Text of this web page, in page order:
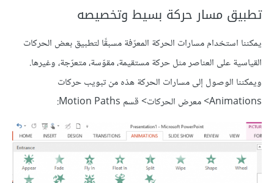
تطبيق مسار حركة بسيط وتخصيصه
يمكننا استخدام مسارات الحركة المعرّفة مسبقًا لتطبيق بعض الحركات
القياسية على العناصر مثل حركة مستقيمة، مقوّسة، متعرّجة، وغيرها.
ويمكننا الوصول إلى مسارات الحركة هذه من تبويب حركات
Animations> معرض الحركات> قسم Motion Paths: